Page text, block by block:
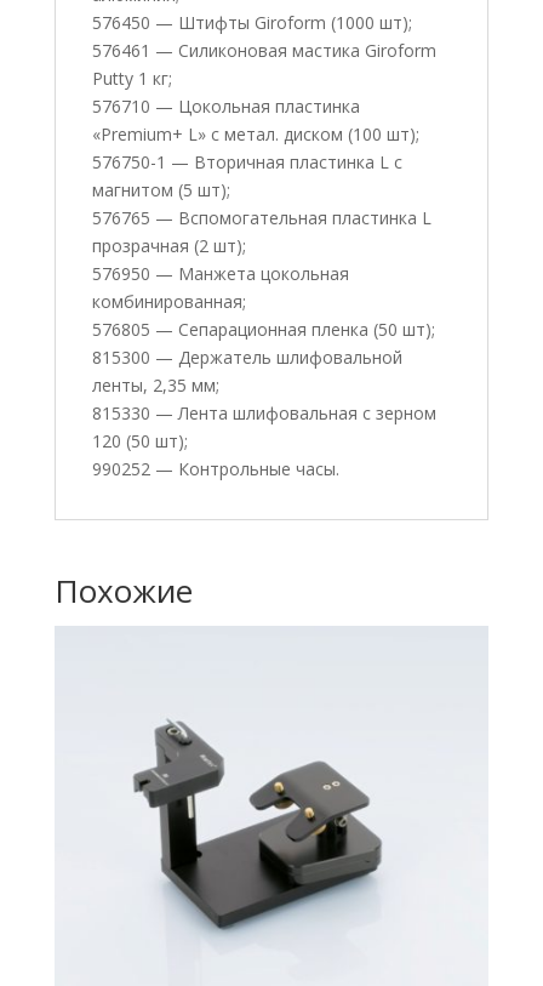
576450 — Штифты Giroform (1000 шт);
576461 — Силиконовая мастика Giroform
Putty 1 кг;
576710 — Цокольная пластинка
«Premium+ L» с метал. диском (100 шт);
576750-1 — Вторичная пластинка L с
магнитом (5 шт);
576765 — Вспомогательная пластинка L
прозрачная (2 шт);
576950 — Манжета цокольная
комбинированная;
576805 — Сепарационная пленка (50 шт);
815300 — Держатель шлифовальной
ленты, 2,35 мм;
815330 — Лента шлифовальная с зерном
120 (50 шт);
990252 — Контрольные часы.
Похожие